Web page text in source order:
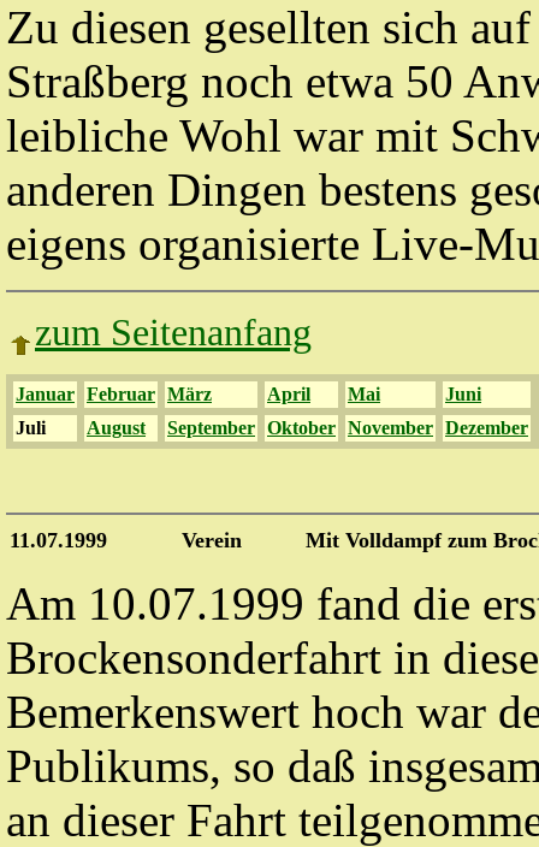
Zu diesen gesellten sich
Straßberg noch etwa 50
leibliche Wohl war mit
anderen Dingen bestens
eigens organisierte Live-
zum Seitenanfang
Januar Februar März April Mai
Juni
Juli
August September Oktober November Dezember
11.07.1999 Verein Mit Volldampf zum
Am 10.07.1999 fand die
Brockensonderfahrt in
Bemerkenswert hoch war
Publikums, so daß
an dieser Fahrt